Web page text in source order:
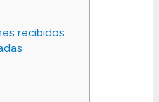
recibidos